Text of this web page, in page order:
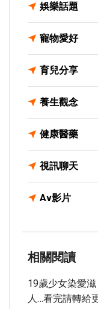
娛樂話題
寵物愛好
育兒分享
養生觀念
健康醫藥
視訊聊天
Av影片
相關閱讀
19歲少女染愛
人…看完請轉給